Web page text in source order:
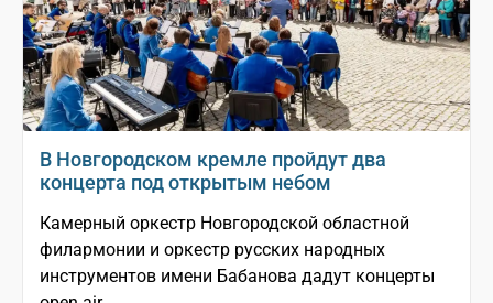
В Новгородском кремле пройдут два
концерта под открытым небом
Камерный оркестр Новгородской областной
филармонии и оркестр русских народных
инструментов имени Бабанова дадут концерты